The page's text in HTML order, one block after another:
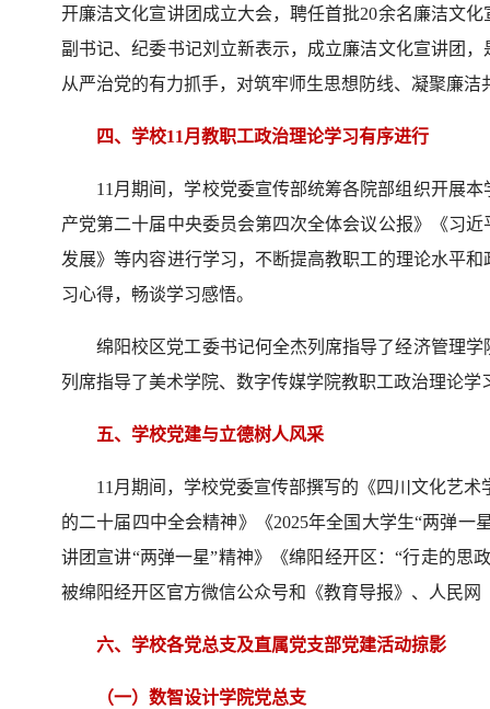
开廉洁文化宣讲团成立大会，聘任首批20余名廉洁文
副书记、纪委书记刘立新表示，成立廉洁文化宣讲团
从严治党的有力抓手，对筑牢师生思想防线、凝聚廉洁
四、学校11月教职工政治理论学习有序进行
11月期间，学校党委宣传部统筹各院部组织开展
产党第二十届中央委员会第四次全体会议公报》《习
发展》等内容进行学习，不断提高教职工的理论水平
习心得，畅谈学习感悟。
绵阳校区党工委书记何全杰列席指导了经济管理
列席指导了美术学院、数字传媒学院教职工政治理论学
五、学校党建与立德树人风采
11月期间，学校党委宣传部撰写的《四川文化艺
的二十届四中全会精神》《2025年全国大学生“两弹一
讲团宣讲“两弹一星”精神》《绵阳经开区：“行走的思
被绵阳经开区官方微信公众号和《教育导报》、人民
六、学校各党总支及直属党支部党建活动掠影
（一）数智设计学院党总支